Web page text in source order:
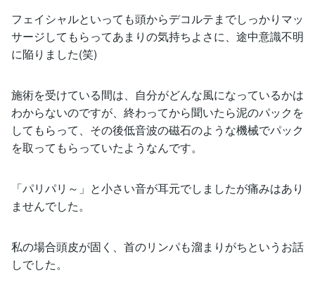
フェイシャルといっても頭からデコルテまでしっかりマッ
サージしてもらってあまりの気持ちよさに、途中意識不明
に陥りました(笑)
施術を受けている間は、自分がどんな風になっているかは
わからないのですが、終わってから聞いたら泥のパックを
してもらって、その後低音波の磁石のような機械でパック
を取ってもらっていたようなんです。
「パリパリ～」と小さい音が耳元でしましたが痛みはあり
ませんでした。
私の場合頭皮が固く、首のリンパも溜まりがちというお話
しでした。